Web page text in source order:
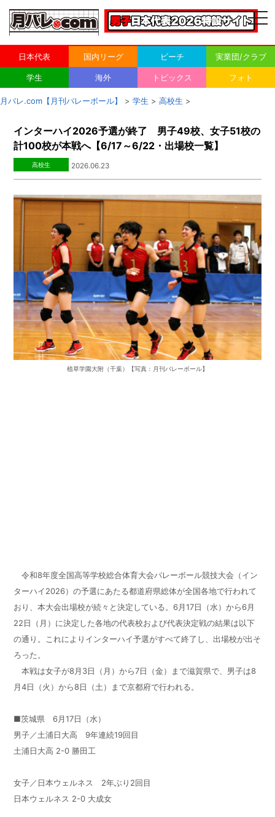
日本代表 国内リーグ ビーチ 実業団/クラブ
学生 海外 トピックス フォト
月バレ.com【月刊バレーボール】 > 学生 > 高校生 >
インターハイ2026予選が終了 男子49校、女子51校の
計100校が本戦へ【6/17～6/22・出場校一覧】
高校生 2026.06.23
植草学園大附（千葉）【写真：月刊バレーボール】
令和8年度全国高等学校総合体育大会バレーボール競技大会（イン
ターハイ2026）の予選にあたる都道府県総体が全国各地で行われて
おり、本大会出場校が続々と決定している。6月17日（水）から6月
22日（月）に決定した各地の代表校および代表決定戦の結果は以下
の通り。これによりインターハイ予選がすべて終了し、出場校が出そ
ろった。
本戦は女子が8月3日（月）から7日（金）まで滋賀県で、男子は8
月4日（火）から8日（土）まで京都府で行われる。
■茨城県 6月17日（水）
男子／土浦日大高 9年連続19回目
土浦日大高 2-0 勝田工
女子／日本ウェルネス 2年ぶり2回目
日本ウェルネス 2-0 大成女